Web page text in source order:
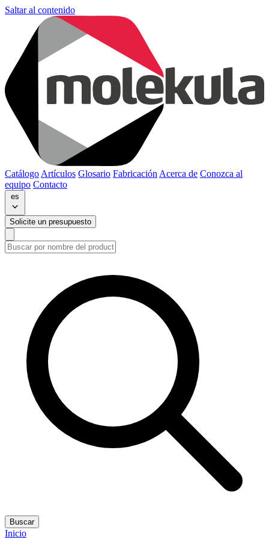
Saltar al contenido
Catálogo Artículos Glosario Fabricación Acerca de Conozca al
equipo Contacto
es
Solicite un presupuesto
Buscar
Inicio